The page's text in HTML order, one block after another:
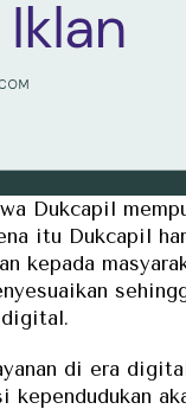
Dukcapil
itu Dukcapil
kepada
digital.
di era
kependudukan